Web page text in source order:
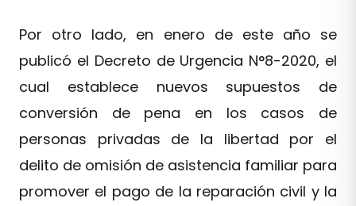
Por otro lado, en enero de este año se
publicó el Decreto de Urgencia N°8-2020, el
cual establece nuevos supuestos de
conversión de pena en los casos de
personas privadas de la libertad por el
delito de omisión de asistencia familiar para
promover el pago de la reparación civil y la